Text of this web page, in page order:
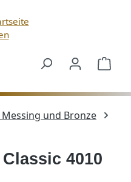
Messing und Bronze
4010